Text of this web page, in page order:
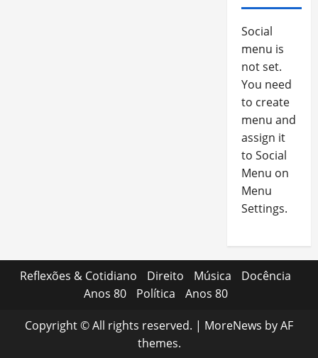
Social
menu is
not set.
You need
to create
menu and
assign it
to Social
Menu on
Menu
Settings.
Reflexões & Cotidiano Direito Música
Docência
Anos 80
Política Anos 80
Copyright © All rights reserved. | MoreNews by AF
themes.